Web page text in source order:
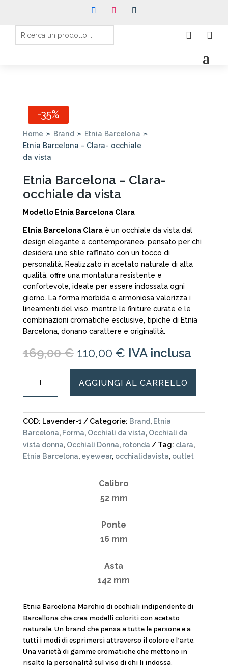
 
-35%
Home ➣ Brand ➣ Etnia Barcelona ➣
Etnia Barcelona – Clara- occhiale
da vista
Etnia Barcelona – Clara-
occhiale da vista
Modello Etnia Barcelona Clara
Etnia Barcelona Claraè un occhiale da vista dal
design elegante e contemporaneo, pensato per chi
desidera uno stile raffinato con un tocco di
personalità. Realizzato in acetato naturale di alta
qualità, offre una montatura resistente e
confortevole, ideale per essere indossata ogni
giorno. La forma morbida e armoniosa valorizza i
lineamenti del viso, mentre le finiture curate e le
combinazioni cromatiche esclusive, tipiche di Etnia
Barcelona, donano carattere e originalità.
169,00€ Il
originale
era:
169,00 €.
110,00 €Il
attuale
è:
110,00 €.
IVA inclusa
Barcelona
-
occhiale
da
vista
quantità
AGGIUNGI AL CARRELLO
COD: Lavender-1 Categorie: Brand, Etnia
Barcelona, Forma, Occhiali da vista, Occhiali da
vista donna, Occhiali Donna, rotonda Tag: clara,
Etnia Barcelona, eyewear, occhialidavista, outlet
Calibro
52 mm
Ponte
16 mm
Asta
142 mm
Etnia Barcelona Marchio di occhiali indipendente di
Barcellona che crea modelli coloriti con acetato
naturale. Un brand che pensa a tutte le persone e a
tutti i modi di esprimersi attraverso il colore e l’arte.
Una varietà di gamme cromatiche che mettono in
risalto la personalità sul viso di chi li indossa.